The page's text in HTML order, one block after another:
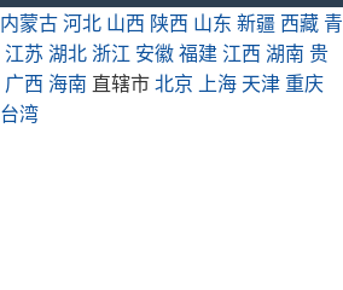
内蒙古河北 山西 陕西 山东 新疆 西藏 青
江苏 湖北 浙江 安徽福建 江西 湖南 贵
广西 海南 直辖市北京 上海 天津 重庆
台湾